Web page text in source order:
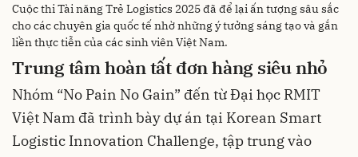
Cuộc thi Tài năng Trẻ Logistics 2025 đã để lại ấn tượng sâu sắc
cho các chuyên gia quốc tế nhờ những ý tưởng sáng tạo và gắn
liền thực tiễn của các sinh viên Việt Nam.
Trung tâm hoàn tất đơn hàng siêu nhỏ
Nhóm “No Pain No Gain” đến từ Đại học RMIT
Việt Nam đã trình bày dự án tại Korean Smart
Logistic Innovation Challenge, tập trung vào